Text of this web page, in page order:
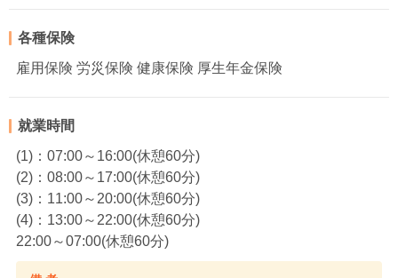
各種保険
雇用保険 労災保険 健康保険 厚生年金保険
就業時間
(1)：07:00～16:00(休憩60分)
(2)：08:00～17:00(休憩60分)
(3)：11:00～20:00(休憩60分)
(4)：13:00～22:00(休憩60分)
22:00～07:00(休憩60分)